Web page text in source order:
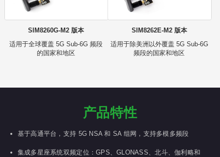
SIM8260G-M2 版本
适用于全球覆盖 5G Sub-6G 频段
的国家和地区
SIM8262E-M2 版本
适用于除美洲以外覆盖 5G Sub-6G
频段的国家和地区
产品特性
基于高通平台，支持 5G NSA 和 SA 组网，支持多模多频段
集成多星座系统双频定位：GPS、GLONASS、北斗、伽利略和